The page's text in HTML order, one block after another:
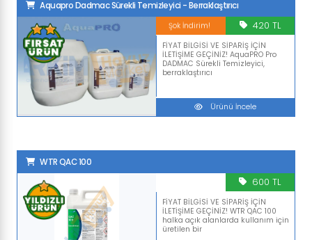
Aquapro Dadmac Sürekli Temizleyici - Berraklaştırıcı
FİYAT BİLGİSİ VE SİPARİŞ İÇİN
İLETİŞİME GEÇİNİZ! AquaPRO Pro
DADMAC Sürekli Temizleyici,
berraklaştırıcı
Şok İndirim! 420 TL
Ürünü İncele
WTR QAC 100
FİYAT BİLGİSİ VE SİPARİŞ İÇİN
İLETİŞİME GEÇİNİZ! WTR QAC 100
halka açık alanlarda kullanım için
üretilen bir
600 TL